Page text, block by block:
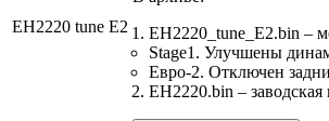
EH2220 tune E2
EH2220_tune_E2.bin –
Stage1. Улучшены
Евро-2. Отключен
EH2220.bin –